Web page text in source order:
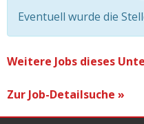
Eventuell wurde die
Weitere Jobs dieses
Zur Job-Detailsuche »